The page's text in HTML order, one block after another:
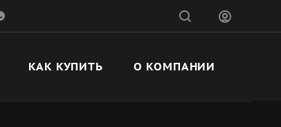
КАК КУПИТЬ О КОМПАНИИ